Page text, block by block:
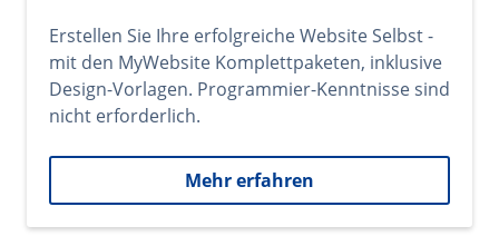
Erstellen Sie Ihre erfolgreiche Website Selbst -
mit den MyWebsite Komplettpaketen, inklusive
Design-Vorlagen. Programmier-Kenntnisse sind
nicht erforderlich.
Mehr erfahren